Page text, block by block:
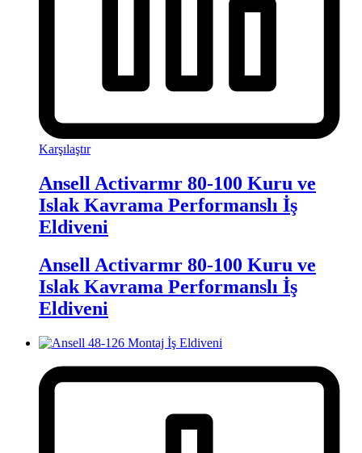
Karşılaştır
Ansell Activarmr 80-100 Kuru ve
Islak Kavrama Performanslı İş
Eldiveni
Ansell Activarmr 80-100 Kuru ve
Islak Kavrama Performanslı İş
Eldiveni